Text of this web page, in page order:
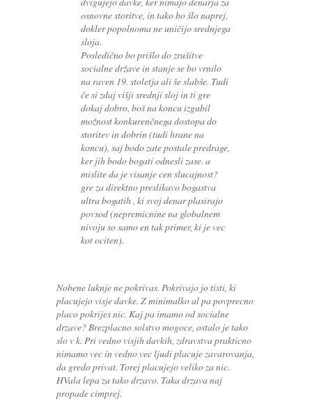
osnovne storitve, in tako bo šlo naprej,
dokler popolnoma ne uničijo srednjega
sloja.
Posledično bo prišlo do zrušitve
socialne države in stanje se bo vrnilo
na raven 19. stoletja ali še slabše. Tudi
če si zdaj višji srednji sloj in ti gre
dokaj dobro, boš na koncu izgubil
možnost konkurenčnega dostopa do
storitev in dobrin (tudi hrane na
koncu), saj bodo zate postale predrage,
ker jih bodo bogati odnesli zase. a
mislite da je visanje cen slucajnost?
gre za direktno preslikavo bogastva
ultra bogatih , ki svoj denar plasirajo
povsod (nepremicnine na globalnem
nivoju so samo en tak primer, ki je vec
kot ociten).
Nobene luknje ne pokrivas. Pokrivajo jo tisti, ki
placujejo visje davke. Z minimalko al pa povprecno
placo pokrijes nic. Kaj pa imamo od socialne
drzave? Brezplacno solstvo mogoce, ostalo je tako
slo v k. Pri vedno visjih davkih, zdravstva prakticno
nimamo vec in vedno vec ljudi placuje zavarovanja,
da gredo privat. Torej placujejo veliko za nic.
HVala lepa za tako drzavo. Taka drzava naj
propade cimprej.